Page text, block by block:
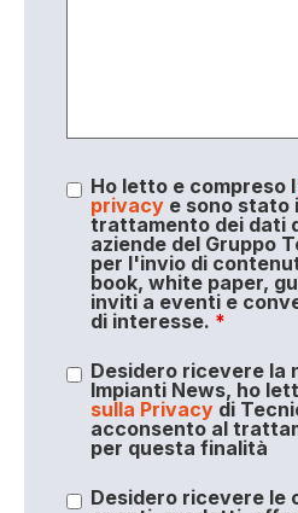
Ho letto e compreso
privacye sono stato
trattamento dei dati
aziende del Gruppo
per l'invio di
book, white paper,
inviti a eventi e
di interesse. *
Desidero ricevere la
Impianti News, ho
sulla Privacydi
acconsento al
per questa finalità
Desidero ricevere le